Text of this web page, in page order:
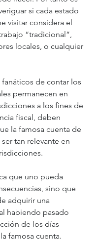
si cada estado
visitar considera el
“tradicional”,
locales, o cualquier
fanáticos de contar los
permanecen en
a los fines de
fiscal, deben
la famosa cuenta de
tan relevante en
que uno pueda
sino que
adquirir una
habiendo pasado
de los días
famosa cuenta.